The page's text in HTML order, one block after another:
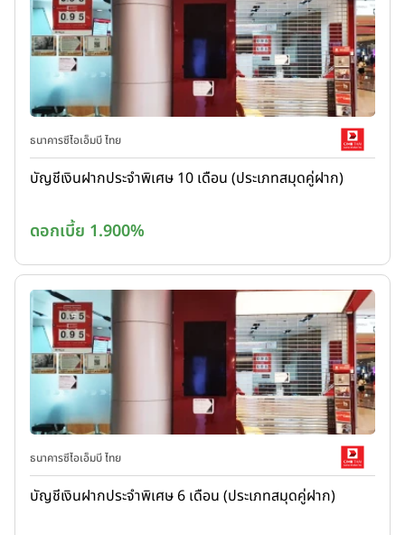
ธนาคารซีไอเอ็มบี ไทย
บัญชีเงินฝากประจำพิเศษ 10 เดือน (ประเภทสมุดคู่ฝาก)
ดอกเบี้ย 1.900%
ธนาคารซีไอเอ็มบี ไทย
บัญชีเงินฝากประจำพิเศษ 6 เดือน (ประเภทสมุดคู่ฝาก)